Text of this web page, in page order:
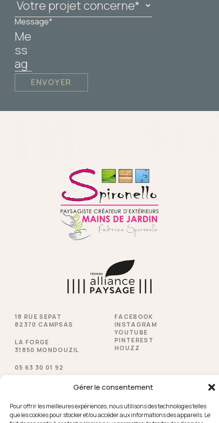
Gérer le consentement
Pour offrir les meilleures expériences, nous utilisons des technologies telles
que les cookies pour stocker et/ou accéder aux informations des appareils. Le
Message*
ENVOYER
18 RUE SEPAT
82370 CAMPSAS
LA FORGE
31850 MONDOUZIL
05 63 30 01 92
FACEBOOK
INSTAGRAM
YOUTUBE
PINTEREST
HOUZZ
© 2026 Spironello Espaces Verts - Tous droits réservés |
Mentions légales|Politique de cookies|Près de chez
vous